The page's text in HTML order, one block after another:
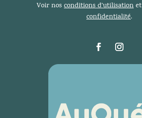
Voir nosconditions d’utilisationet
confidentialité.